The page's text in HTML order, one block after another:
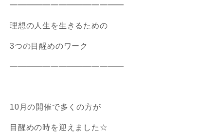
━━━━━━━━━━━━━━
理想の人生を生きるための
3つの目醒めのワーク
━━━━━━━━━━━━━━
10月の開催で多くの方が
目醒めの時を迎えました☆